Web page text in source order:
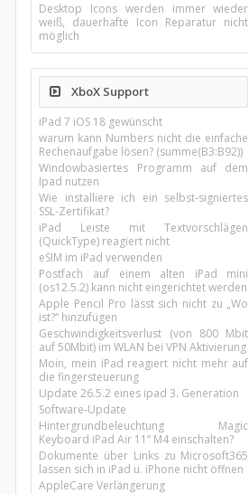
Desktop Icons werden immer wieder
weiß, dauerhafte Icon Reparatur nicht
möglich
XboX Support
iPad 7 iOS 18 gewünscht
warum kann Numbers nicht die einfache
Rechenaufgabe lösen? (summe(B3:B92))
Windowbasiertes Programm auf dem
Ipad nutzen
Wie installiere ich ein selbst-signiertes
SSL-Zertifikat?
iPad Leiste mit Textvorschlägen
(QuickType) reagiert nicht
eSIM im iPad verwenden
Postfach auf einem alten iPad mini
(os12.5.2) kann nicht eingerichtet werden
Apple Pencil Pro lässt sich nicht zu „Wo
ist?“ hinzufügen
Geschwindigkeitsverlust (von 800 Mbit
auf 50Mbit) im WLAN bei VPN Aktivierung
Moin, mein iPad reagiert nicht mehr auf
die fingersteuerung
Update 26.5.2 eines ipad 3. Generation
Software-Update
Hintergrundbeleuchtung Magic
Keyboard iPad Air 11’’ M4 einschalten?
Dokumente über Links zu Microsoft365
lassen sich in iPad u. iPhone nicht öffnen
AppleCare Verlängerung